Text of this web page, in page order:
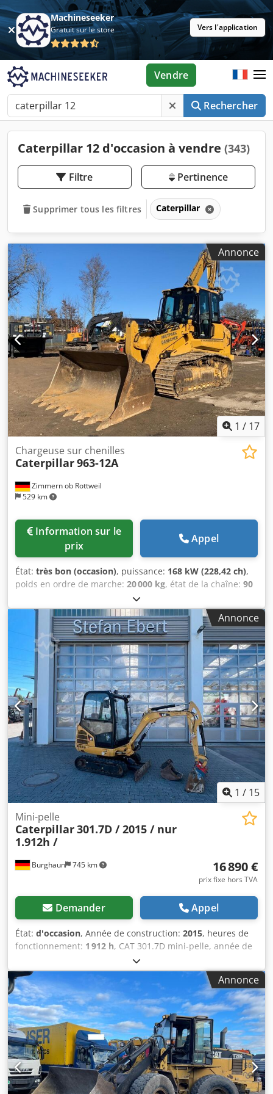
Machineseeker
Gratuit sur le store Vers l'application
Rechercher
Vendre
Caterpillar 12 d'occasion à vendre (343)
Filtre Pertinence
Supprimer tous les filtres Caterpillar
Annonce
1 / 17
Zimmern ob Rottweil
529 km
Chargeuse sur chenilles
Caterpillar963-12A
prix
Appel
État: très bon (occasion), puissance: 168 kW (228,42 ch),
poids en ordre de marche: 20 000 kg, état de la chaîne: 90
, Année de construction:
fonctionnement:2 110 h, Équipement:climatisation,
CATERPILLAR 963-12A Année de fabrication : 2022
Dkodpoyidn Tjfx Al Aor Heures de fonctionnement :
2 110 heures Cabine fermée Climatisation Radio Caméra
de recul Système de lubrification centralisée Godet avec
dents Trains de roulement en bon état (environ 90 %)
Plaques de base : 550 mm de large Moteur CAT C7.1 de
168,9 kW Soupape de vérin de ripage Conformité CE/EPA
Poids en ordre de marche : 20 tonnes.
Annonce
1 / 15
Burghaun 745 km
Mini-pelle
Caterpillar301.7D / 2015 / nur
1.912h /
16 890 €
prix fixe hors TVA
Demander Appel
État: d'occasion, Année de construction: 2015, heures de
fonctionnement: 1 912 h, CAT 301.7D mini-pelle, année de
fabrication : 2015, heures de fonctionnement : seulement
1 912 h !, attache rapide MS01, moteur : [13,4 kW/18 ch],
1 godet de terrassement de 300 mm, 1 rabot rigide de
1 000 mm, 2 circuits hydrauliques auxiliaires, poids :
1 977 kg, chenilles à 80 %, bon état, prêt à l’emploi
immédiatement !, Sur demande, nous vous proposerons
une offre de location ou de financement. M. Mihm (tél. se
fera un plaisir de vous aider. Vous trouverez de plus
amples informations sur notre site web. Erreurs et ventes
préalables réservées ! Dkodpfezaigxsx Al Aor CAT 301.7D
mini-pelle, année de fabrication : 2015, heures de
Annonce